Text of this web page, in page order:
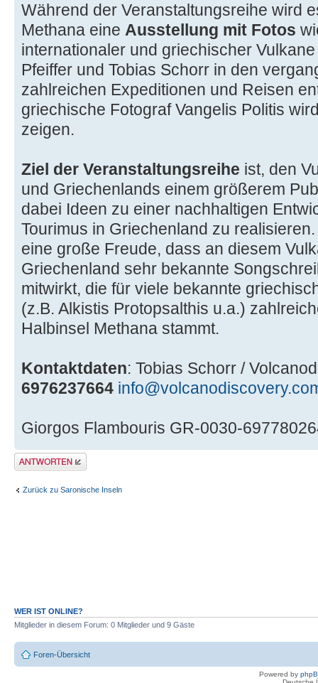
Während der Veranstaltungsreihe wird
Methana eine Ausstellung mit Fotos
internationaler und griechischer
Pfeiffer und Tobias Schorr in den
zahlreichen Expeditionen und Reisen
griechische Fotograf Vangelis Politis
zeigen.
Ziel der Veranstaltungsreihe ist, den
und Griechenlands einem größerem
dabei Ideen zu einer nachhaltigen
Tourimus in Griechenland zu
eine große Freude, dass an diesem
Griechenland sehr bekannte
mitwirkt, die für viele bekannte
(z.B. Alkistis Protopsalthis u.a.)
Halbinsel Methana stammt.
Kontaktdaten: Tobias Schorr /
6976237664
Giorgos Flambouris GR-0030-
Antwort erstellen
Zurück zu Saronische Inseln
WER IST ONLINE?
Mitglieder in diesem Forum: 0 Mitglieder und 9 Gäste
Foren-Übersicht
Powered by